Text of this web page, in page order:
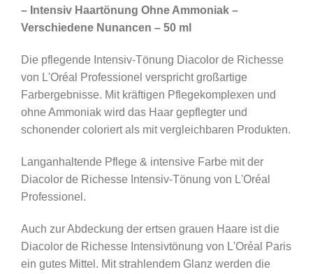
– Intensiv Haartönung Ohne Ammoniak –
Verschiedene Nunancen – 50 ml
Die pflegende Intensiv-Tönung Diacolor de Richesse
von L'Oréal Professionel verspricht großartige
Farbergebnisse. Mit kräftigen Pflegekomplexen und
ohne Ammoniak wird das Haar gepflegter und
schonender coloriert als mit vergleichbaren Produkten.
Langanhaltende Pflege & intensive Farbe mit der
Diacolor de Richesse Intensiv-Tönung von L'Oréal
Professionel.
Auch zur Abdeckung der ertsen grauen Haare ist die
Diacolor de Richesse Intensivtönung von L'Oréal Paris
ein gutes Mittel. Mit strahlendem Glanz werden die